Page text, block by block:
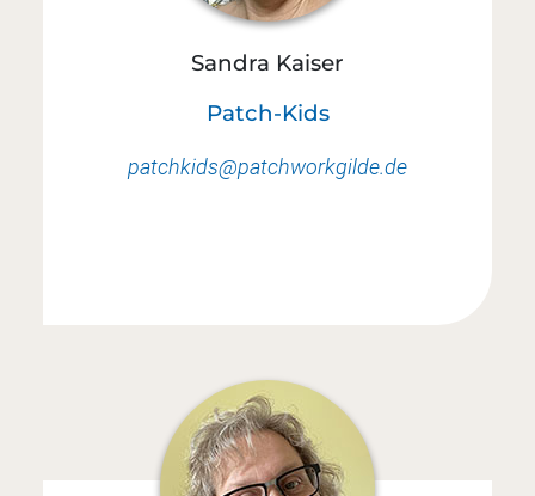
Sandra Kaiser
Patch-Kids
patchkids@patchworkgilde.de